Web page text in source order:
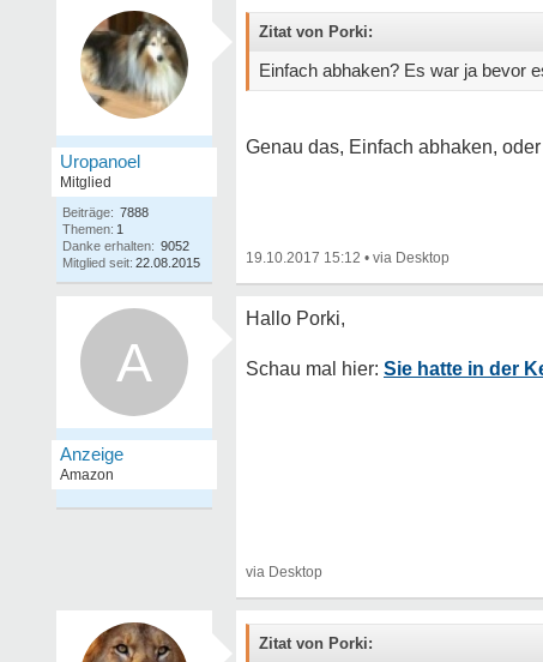
Uropanoel
Mitglied
Beiträge: 7888
Themen: 1
Danke erhalten: 9052
Mitglied seit: 22.08.2015
Zitat von Porki:
Einfach abhaken? Es war ja bevor
Genau das, Einfach abhaken,
19.10.2017 15:12 •
A Sie hatte in der
Zitat von Porki: